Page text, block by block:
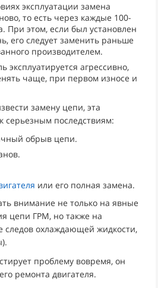
эксплуатации замена
то есть через каждые 100-
При этом, если был установлен
его следует заменить раньше
производителем.
эксплуатируется агрессивно,
чаще, при первом износе и
замену цепи, эта
серьезным последствиям:
обрыв цепи.
или его полная замена.
внимание не только на явные
цепи ГРМ, но также на
следов охлаждающей жидкости,
проблему вовремя, он
ремонта двигателя.